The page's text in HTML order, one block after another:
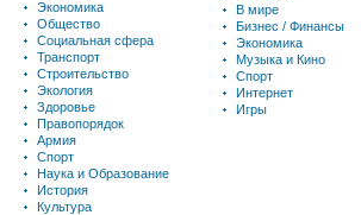
Экономика
Общество
Социальная сфера
Транспорт
Строительство
Экология
Здоровье
Правопорядок
Армия
Спорт
Наука и Образование
История
Культура
В мире
Бизнес / Финансы
Экономика
Музыка и Кино
Спорт
Интернет
Игры